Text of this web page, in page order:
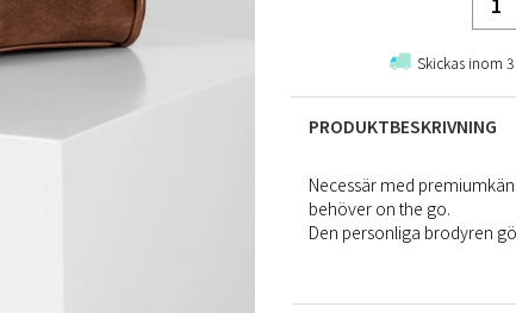
Skickas inom
PRODUKTBESKRIVNING
Necessär med
behöver on the go.
Den personliga brodyren